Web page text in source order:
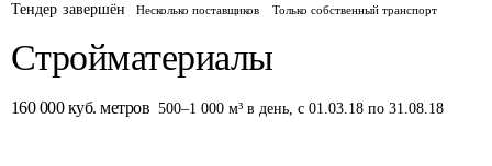
Тендер завершён Несколько поставщиков Только собственный транспорт
Стройматериалы
160 000 куб. метров 500–1 000 м³ в день,с 01.03.18 по 31.08.18